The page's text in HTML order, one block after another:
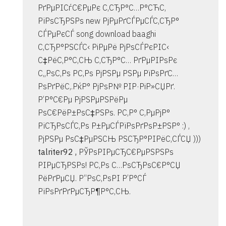
РґРµРІСѓС€РµРє С‚СЂР°С…Р°СЋС‚
РїРѕСЂРЅРѕ new РјРµРґСЃРµСЃС‚СЂР°
СЃРµРєСЃ song download baaghi
С‚СЂР°РЅСЃС‹ РіРµРё РјРѕСЃРєРІС‹
С‡РёС‚Р°С‚СЊ С‚СЂР°С… РґРµРІРѕРє
С„РѕС‚Рѕ Р­С‚Рѕ РјРЅРµ РЅРµ РїРѕРґС…
РѕРґРёС‚.РќР° РјРѕР№ РІР·РіР»СЏРґ.
Р’Р°С€Рµ РјРЅРµРЅРёРµ
РѕС€РёР±РѕС‡РЅРѕ. Р­С‚Р° С‚РµРјР°
РїСЂРѕСЃС‚Рѕ Р±РµСЃРїРѕРґРѕР±РЅР° :) ,
РјРЅРµ РѕС‡РµРЅСЊ РЅСЂР°РІРёС‚СЃСЏ )))
talriter92 , РЎРѕРІРµСЂС€РµРЅРЅРѕ
РІРµСЂРЅРѕ! Р­С‚Рѕ С…РѕСЂРѕС€Р°СЏ
РёРґРµСЏ. Р“РѕС‚РѕРІ Р’Р°СЃ
РїРѕРґРґРµСЂР¶Р°С‚СЊ.